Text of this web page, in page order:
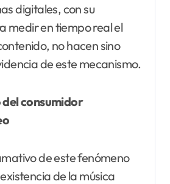
digitales, con su
medir en tiempo real el
no hacen sino
de este mecanismo.
consumidor
de este fenómeno
de la música